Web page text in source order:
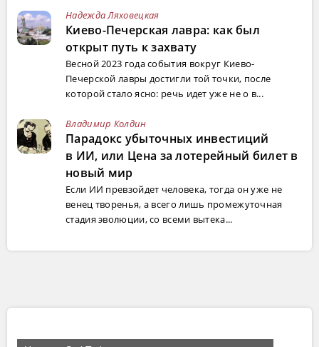
Надежда Ляховецкая
Киево-Печерская лавра: как был
открыт путь к захвату
Весной 2023 года события вокруг Киево-
Печерской лавры достигли той точки, после
которой стало ясно: речь идет уже не о в...
Владимир Колдин
Парадокс убыточных инвестиций
в ИИ, или Цена за лотерейный билет в
новый мир
Если ИИ превзойдет человека, тогда он уже не
венец творенья, а всего лишь промежуточная
стадия эволюции, со всеми вытека...